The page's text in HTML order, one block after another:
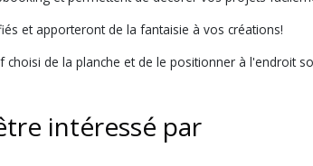
et apporteront de la fantaisie à vos créations!
de la planche et de le positionner à l'endroit
intéressé par